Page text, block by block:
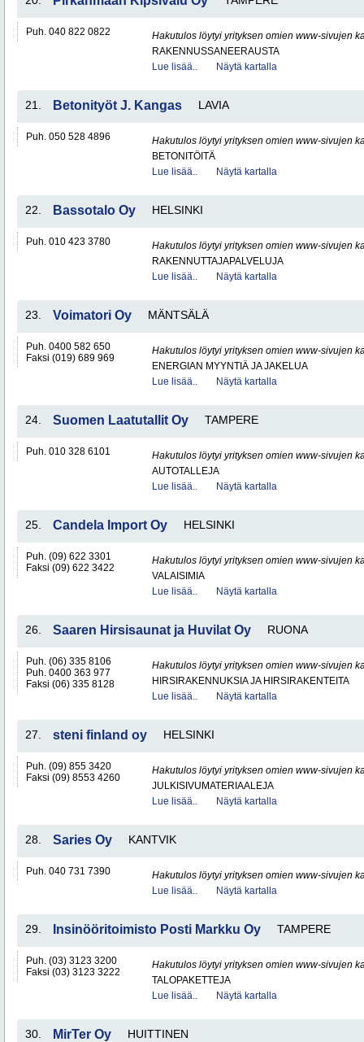
Puh. 040 822 0822
Hakutulos löytyi yrityksen omien www-sivujen
RAKENNUSSANEERAUSTA
Lue lisää..
Näytä kartalla
21. Betonityöt J. Kangas LAVIA
Puh. 050 528 4896
Hakutulos löytyi yrityksen omien www-sivujen
BETONITÖITÄ
Lue lisää..
Näytä kartalla
22. Bassotalo Oy HELSINKI
Puh. 010 423 3780
Hakutulos löytyi yrityksen omien www-sivujen
RAKENNUTTAJAPALVELUJA
Lue lisää..
Näytä kartalla
23. Voimatori Oy MÄNTSÄLÄ
Puh. 0400 582 650
Faksi (019) 689 969
Hakutulos löytyi yrityksen omien www-sivujen
ENERGIAN MYYNTIÄ JA JAKELUA
Lue lisää..
Näytä kartalla
24. Suomen Laatutallit Oy TAMPERE
Puh. 010 328 6101
Hakutulos löytyi yrityksen omien www-sivujen
AUTOTALLEJA
Lue lisää..
Näytä kartalla
25. Candela Import Oy HELSINKI
Puh. (09) 622 3301
Faksi (09) 622 3422
Hakutulos löytyi yrityksen omien www-sivujen
VALAISIMIA
Lue lisää..
Näytä kartalla
26. Saaren Hirsisaunat ja Huvilat Oy RUONA
Puh. (06) 335 8106
Puh. 0400 363 977
Faksi (06) 335 8128
Hakutulos löytyi yrityksen omien www-sivujen
HIRSIRAKENNUKSIA JA HIRSIRAKENTEITA
Lue lisää..
Näytä kartalla
27. steni finland oy HELSINKI
Puh. (09) 855 3420
Faksi (09) 8553 4260
Hakutulos löytyi yrityksen omien www-sivujen
JULKISIVUMATERIAALEJA
Lue lisää..
Näytä kartalla
28. Saries Oy KANTVIK
Puh. 040 731 7390
Hakutulos löytyi yrityksen omien www-sivujen
Lue lisää..
Näytä kartalla
29. Insinööritoimisto Posti Markku Oy TAMPERE
Puh. (03) 3123 3200
Faksi (03) 3123 3222
Hakutulos löytyi yrityksen omien www-sivujen
TALOPAKETTEJA
Lue lisää..
Näytä kartalla
30. MirTer Oy HUITTINEN